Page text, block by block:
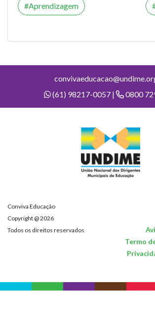
Aprendizagem
(61) 98217-0057 |
0800
Conviva Educação
Copyright @ 2026
Todos os direitos reservados
Termo